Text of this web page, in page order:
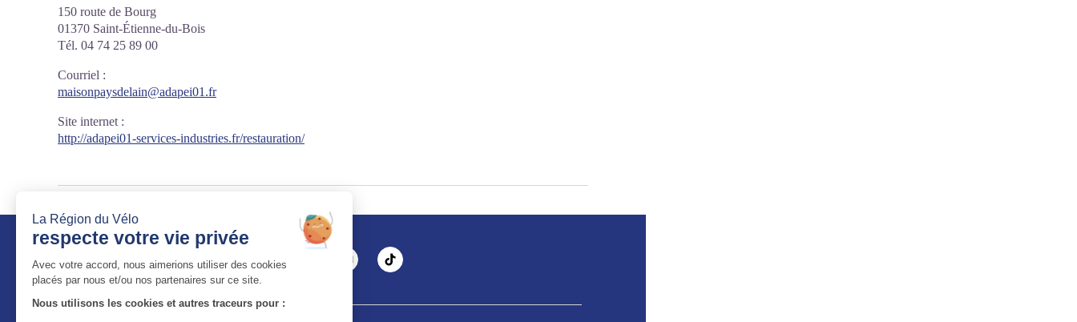
150 route de Bourg
01370 Saint-Étienne-du-Bois
Tél. 04 74 25 89 00
Courriel :
maisonpaysdelain@adapei01.fr
Site internet :
http://adapei01-services-industries.fr/restauration/